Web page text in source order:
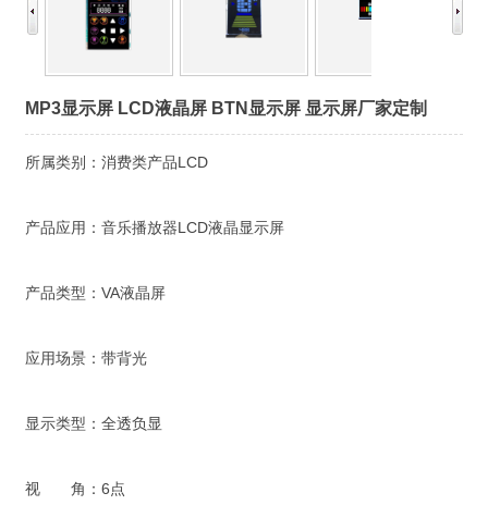
MP3显示屏 LCD液晶屏 BTN显示屏 显示屏厂家定制
所属类别：消费类产品LCD
产品应用：音乐播放器LCD液晶显示屏
产品类型：VA液晶屏
应用场景：带背光
显示类型：全透负显
视 角：6点